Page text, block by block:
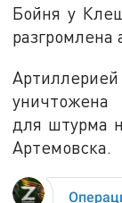
Бойня у
разгромлена
уничтожена
для штурма
Артемовска.